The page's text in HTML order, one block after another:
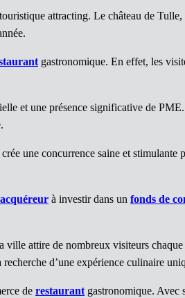
attracting. Le château de
gastronomique. En effet, les
et une présence significative de
une concurrence saine et stimulante
acquéreur à investir dans un fonds de
attire de nombreux visiteurs
d’une expérience culinaire
de restaurant gastronomique. Avec